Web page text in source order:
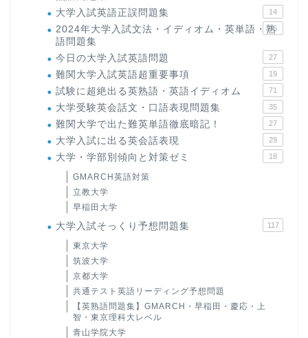
大学入試英語正誤問題集 14
2024年大学入試文法・イディオム・英単語・熟
語問題集
15
今日の大学入試英語問題 27
難関大学入試英語超重要事項 19
試験に超絶出る英熟語・英語イディオム 71
大学受験英会話文・口語表現問題集 35
難関大学で出た難英単語徹底暗記！ 27
大学入試に出る英会話表現 29
大学・学部別傾向と対策ゼミ 18
GMARCH英語対策
立教大学
早稲田大学
大学入試そっくり予想問題集 117
東京大学
筑波大学
京都大学
共通テスト英語リーディング予想問題
【英熟語問題集】GMARCH・早稲田・慶応・上
智・東京理科大レベル
青山学院大学